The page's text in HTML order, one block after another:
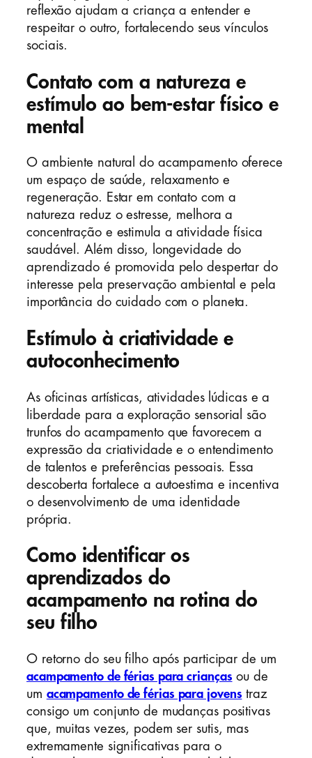
reflexão ajudam a criança a entender e
respeitar o outro, fortalecendo seus vínculos
sociais.
Contato com a natureza e
estímulo ao bem-estar físico e
mental
O ambiente natural do acampamento oferece
um espaço de saúde, relaxamento e
regeneração. Estar em contato com a
natureza reduz o estresse, melhora a
concentração e estimula a atividade física
saudável. Além disso, longevidade do
aprendizado é promovida pelo despertar do
interesse pela preservação ambiental e pela
importância do cuidado com o planeta.
Estímulo à criatividade e
autoconhecimento
As oficinas artísticas, atividades lúdicas e a
liberdade para a exploração sensorial são
trunfos do acampamento que favorecem a
expressão da criatividade e o entendimento
de talentos e preferências pessoais. Essa
descoberta fortalece a autoestima e incentiva
o desenvolvimento de uma identidade
própria.
Como identificar os
aprendizados do
acampamento na rotina do
seu filho
O retorno do seu filho após participar de um
acampamento de férias para crianças ou de
um acampamento de férias para jovens traz
consigo um conjunto de mudanças positivas
que, muitas vezes, podem ser sutis, mas
extremamente significativas para o